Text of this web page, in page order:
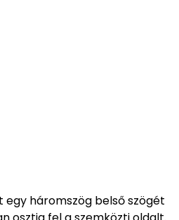
egy háromszög belső szögét